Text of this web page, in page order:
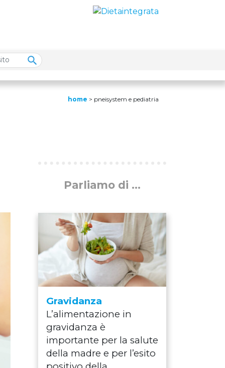
home > pneisystem e pediatria
Parliamo di ...
Gravidanza
L’alimentazione in
gravidanza è
importante per la salute
della madre e per l’esito